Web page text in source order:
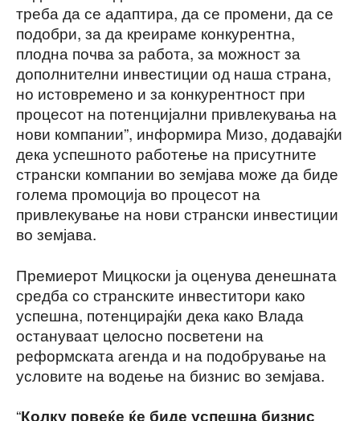
треба да се адаптира, да се промени, да се
подобри, за да креираме конкурентна,
плодна почва за работа, за можност за
дополнителни инвестиции од наша страна,
но истовремено и за конкурентност при
процесот на потенцијални привлекувања на
нови компании”, информира Мизо, додавајќи
дека успешното работење на присутните
странски компании во земјава може да биде
голема промоција во процесот на
привлекување на нови странски инвестиции
во земјава.
Премиерот Мицкоски ја оценува денешната
средба со странските инвеститори како
успешна, потенцирајќи дека како Влада
остануваат целосно посветени на
реформската агенда и на подобрување на
условите на водење на бизнис во земјава.
“Колку повеќе ќе биде успешна бизнис